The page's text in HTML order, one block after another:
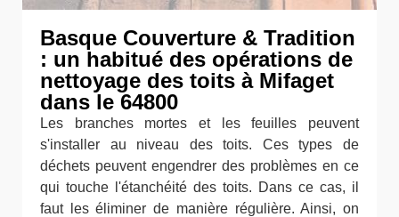
Basque Couverture & Tradition
: un habitué des opérations de
nettoyage des toits à Mifaget
dans le 64800
Les branches mortes et les feuilles peuvent
s'installer au niveau des toits. Ces types de
déchets peuvent engendrer des problèmes en ce
qui touche l'étanchéité des toits. Dans ce cas, il
faut les éliminer de manière régulière. Ainsi, on